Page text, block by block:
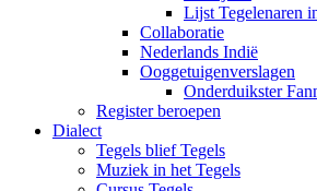
Lijst Tegelenaren
Collaboratie
Nederlands Indië
Ooggetuigenverslagen
Onderduikster
Register beroepen
Dialect
Tegels blief Tegels
Muziek in het Tegels